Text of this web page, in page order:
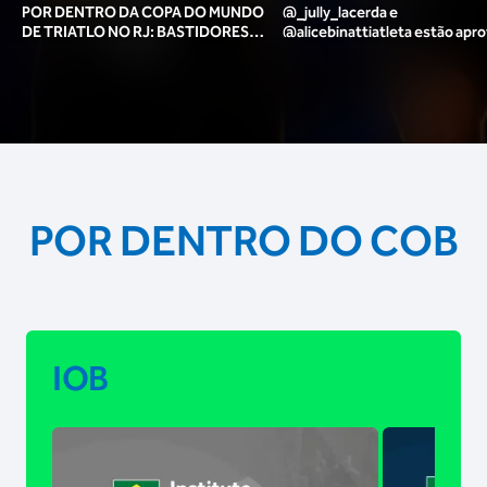
POR DENTRO DA COPA DO MUNDO
DE TRIATLO NO RJ: BASTIDORES,
@_jully_lacerda​ e
@alicebinattiatleta​ estão
POR DENTRO DO COB
IOB